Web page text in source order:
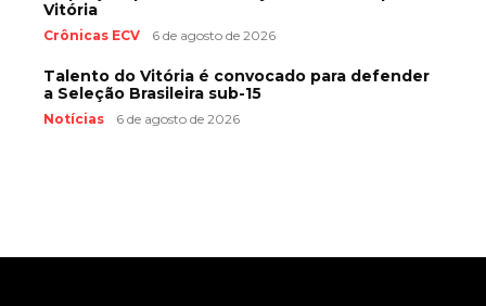
Vitória
Crônicas ECV 6 de agosto de 2026
Talento do Vitória é convocado para defender
a Seleção Brasileira sub-15
Notícias 6 de agosto de 2026